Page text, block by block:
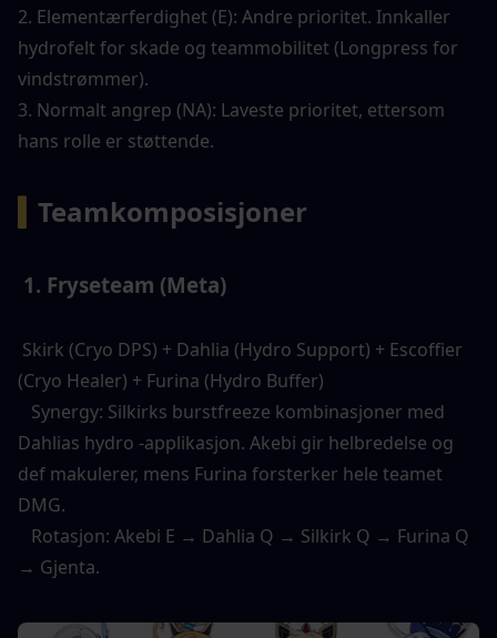
2. Elementærferdighet (E): Andre prioritet. Innkaller
hydrofelt for skade og teammobilitet (Longpress for
vindstrømmer).
3. Normalt angrep (NA): Laveste prioritet, ettersom
hans rolle er støttende.
Teamkomposisjoner
1. Fryseteam (Meta)
Skirk (Cryo DPS) + Dahlia (Hydro Support) + Escoffier
(Cryo Healer) + Furina (Hydro Buffer)
Synergy: Silkirks burstfreeze kombinasjoner med
Dahlias hydro -applikasjon. Akebi gir helbredelse og
def makulerer, mens Furina forsterker hele teamet
DMG.
Rotasjon: Akebi E → Dahlia Q → Silkirk Q → Furina Q
→ Gjenta.